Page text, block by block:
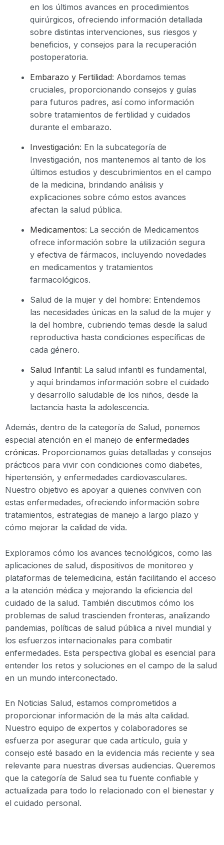
en los últimos avances en procedimientos
quirúrgicos, ofreciendo información detallada
sobre distintas intervenciones, sus riesgos y
beneficios, y consejos para la recuperación
postoperatoria.
Embarazo y Fertilidad: Abordamos temas
cruciales, proporcionando consejos y guías
para futuros padres, así como información
sobre tratamientos de fertilidad y cuidados
durante el embarazo.
Investigación: En la subcategoría de
Investigación, nos mantenemos al tanto de los
últimos estudios y descubrimientos en el campo
de la medicina, brindando análisis y
explicaciones sobre cómo estos avances
afectan la salud pública.
Medicamentos: La sección de Medicamentos
ofrece información sobre la utilización segura
y efectiva de fármacos, incluyendo novedades
en medicamentos y tratamientos
farmacológicos.
Salud de la mujer y del hombre: Entendemos
las necesidades únicas en la salud de la mujer y
la del hombre, cubriendo temas desde la salud
reproductiva hasta condiciones específicas de
cada género.
Salud Infantil: La salud infantil es fundamental,
y aquí brindamos información sobre el cuidado
y desarrollo saludable de los niños, desde la
lactancia hasta la adolescencia.
Además, dentro de la categoría de Salud, ponemos
especial atención en el manejo de enfermedades
crónicas. Proporcionamos guías detalladas y consejos
prácticos para vivir con condiciones como diabetes,
hipertensión, y enfermedades cardiovasculares.
Nuestro objetivo es apoyar a quienes conviven con
estas enfermedades, ofreciendo información sobre
tratamientos, estrategias de manejo a largo plazo y
cómo mejorar la calidad de vida.
Exploramos cómo los avances tecnológicos, como las
aplicaciones de salud, dispositivos de monitoreo y
plataformas de telemedicina, están facilitando el acceso
a la atención médica y mejorando la eficiencia del
cuidado de la salud. También discutimos cómo los
problemas de salud trascienden fronteras, analizando
pandemias, políticas de salud pública a nivel mundial y
los esfuerzos internacionales para combatir
enfermedades. Esta perspectiva global es esencial para
entender los retos y soluciones en el campo de la salud
en un mundo interconectado.
En Noticias Salud, estamos comprometidos a
proporcionar información de la más alta calidad.
Nuestro equipo de expertos y colaboradores se
esfuerza por asegurar que cada artículo, guía y
consejo esté basado en la evidencia más reciente y sea
relevante para nuestras diversas audiencias. Queremos
que la categoría de Salud sea tu fuente confiable y
actualizada para todo lo relacionado con el bienestar y
el cuidado personal.